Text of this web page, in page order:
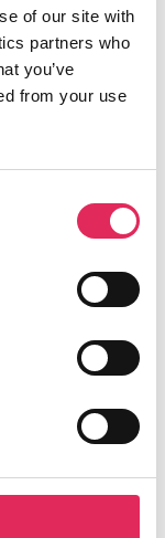
of our site with
partners who
you’ve
from your use
grad på
som bidrager til
andet et
orkestre og
blev bøjet i
og mest
Orkestre
direktør Frank
for fondens